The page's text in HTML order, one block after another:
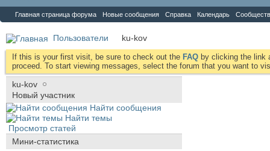
Главная страница форума Новые сообщения Справка Календарь
Пользователи ku-kov
If this is your first visit, be sure to check out the FAQ by clicking the link
proceed. To start viewing messages, select the forum that you want to
ku-kov
Новый участник
Найти сообщения
Найти темы
Просмотр статей
Мини-статистика